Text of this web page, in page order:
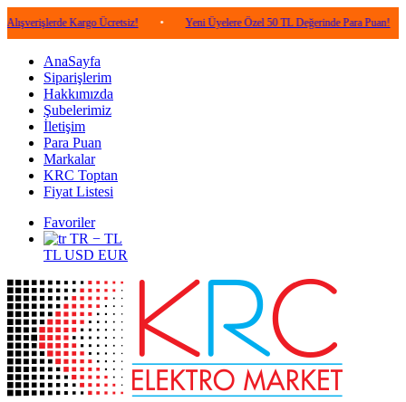
Kargo Ücretsiz! • Yeni Üyelere Özel 50 TL Değerinde Para Puan! •
AnaSayfa
Siparişlerim
Hakkımızda
Şubelerimiz
İletişim
Para Puan
Markalar
KRC Toptan
Fiyat Listesi
Favoriler
TR − TL
TL USD EUR